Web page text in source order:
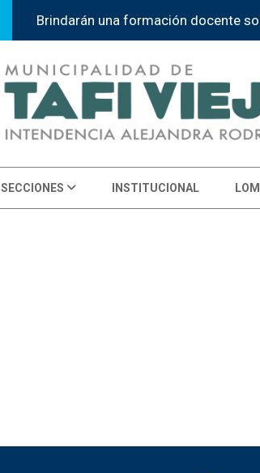
Brindarán una formación docente
SECCIONES INSTITUCIONAL